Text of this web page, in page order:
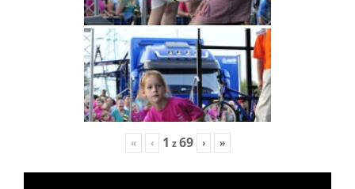
« ‹ 1 z69 › »